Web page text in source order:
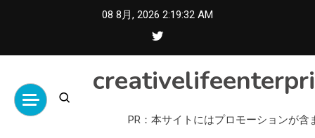
08 8月, 2026 2:19:33 AM
PR：本サイトにはプロモーションが含